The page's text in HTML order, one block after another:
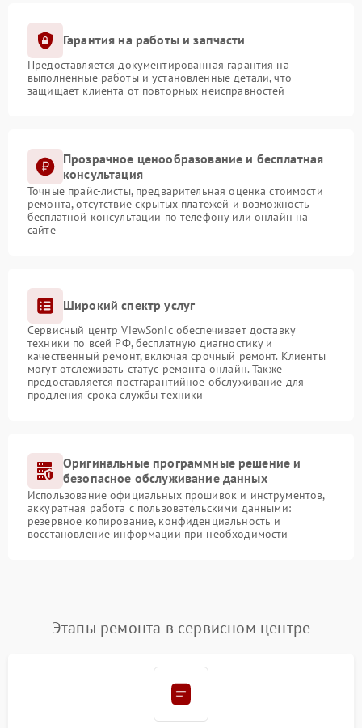
Гарантия на работы и запчасти
Предоставляется документированная гарантия на
выполненные работы и установленные детали, что
защищает клиента от повторных неисправностей
Прозрачное ценообразование и бесплатная
консультация
Точные прайс-листы, предварительная оценка стоимости
ремонта, отсутствие скрытых платежей и возможность
бесплатной консультации по телефону или онлайн на
сайте
Широкий спектр услуг
Сервисный центр ViewSonic обеспечивает доставку
техники по всей РФ, бесплатную диагностику и
качественный ремонт, включая срочный ремонт. Клиенты
могут отслеживать статус ремонта онлайн. Также
предоставляется постгарантийное обслуживание для
продления срока службы техники
Оригинальные программные решение и
безопасное обслуживание данных
Использование официальных прошивок и инструментов,
аккуратная работа с пользовательскими данными:
резервное копирование, конфиденциальность и
восстановление информации при необходимости
Этапы ремонта в сервисном центре